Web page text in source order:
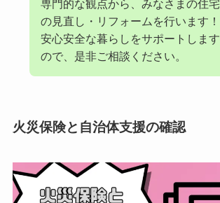
専門的な観点から、みなさまの住宅
の見直し・リフォームを行います！
安心安全な暮らしをサポートします
ので、是非ご相談ください。
火災保険と自治体支援の確認